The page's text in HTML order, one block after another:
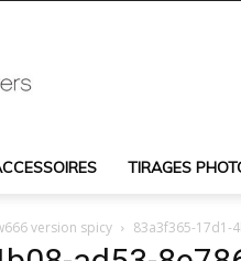
TIRAGES
version spicy 83a3f365-17d1-